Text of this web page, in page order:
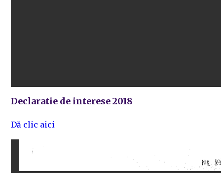
Declaratie de interese 2018
Dă clic aici